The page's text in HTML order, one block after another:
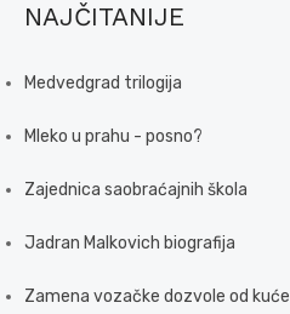
NAJČITANIJE
Medvedgrad trilogija
Mleko u prahu - posno?
Zajednica saobraćajnih škola
Jadran Malkovich biografija
Zamena vozačke dozvole od kuće